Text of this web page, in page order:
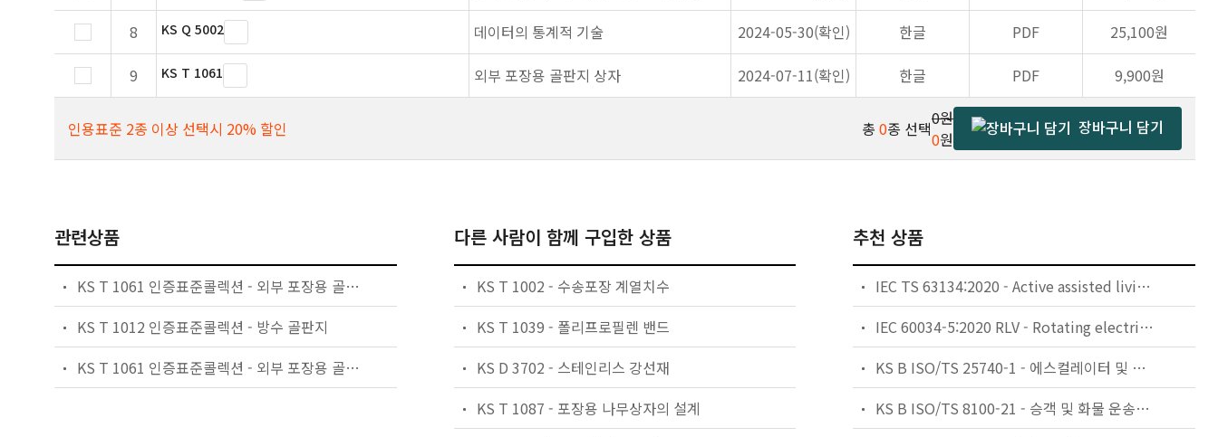
8
KS Q 5002 데이터의 통계적 기술 2024-05-30(확인) 한글 PDF
25,100원
9
KS T 1061 외부 포장용 골판지 상자 2024-07-11(확인) 한글 PDF 9,900원
인용표준 2종 이상 선택시 20% 할인 총 0종 선택0원
0원
장바구니 담기
관련상품
KS T 1061 인증표준콜렉션 - 외부 포장용 골판지 상자
KS T 1012 인증표준콜렉션 - 방수 골판지
KS T 1061 인증표준콜렉션 - 외부 포장용 골판지 상자
다른 사람이 함께 구입한 상품
KS T 1002 - 수송포장 계열치수
KS T 1039 - 폴리프로필렌 밴드
KS D 3702 - 스테인리스 강선재
KS T 1087 - 포장용 나무상자의 설계
추천 상품
IEC TS 63134:2020 - Active assisted living (AAL) use cases
IEC 60034-5:2020 RLV - Rotating electrical machines - Part 5: Degrees of protection provided by the integral design of rotating electrical machines (IP code) - Classification
KS B ISO/TS 25740-1 - 에스컬레이터 및 무빙워크에 대한 안전요건 — 제1부: 세계공통 필수 안전요건(GESRs)
KS B ISO/TS 8100-21 - 승객 및 화물 운송용 엘리베이터 —제21부: 세계공통 필수안전요건(GESRs)을 충족하는 세계공통 안전 파라미터(GSPs)